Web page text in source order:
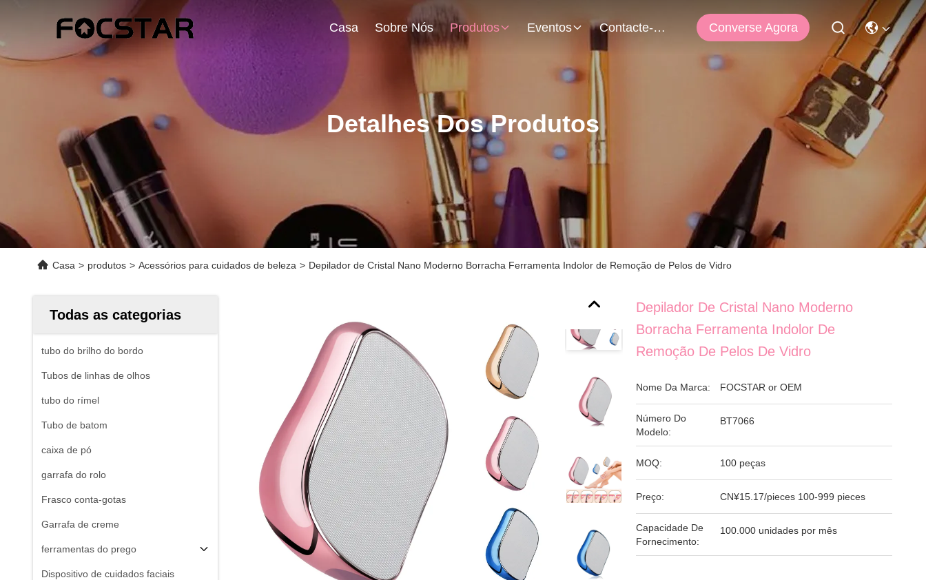
Casa Sobre Nós Produtos Eventos Contacte-Nos Converse Agora
Detalhes Dos Produtos
Casa > produtos > Acessórios para cuidados de beleza > Depilador de Cristal Nano Moderno Borracha Ferramenta Indolor de Remoção de Pelos de Vidro
Todas as categorias
tubo do brilho do bordo
Tubos de linhas de olhos
tubo do rímel
Tubo de batom
caixa de pó
garrafa do rolo
Frasco conta-gotas
Garrafa de creme
ferramentas do prego
Dispositivo de cuidados faciais
Depilador De Cristal Nano Moderno
Borracha Ferramenta Indolor De
Remoção De Pelos De Vidro
Nome Da Marca: FOCSTAR or OEM
Número Do
Modelo:
BT7066
MOQ: 100 peças
Preço: CN¥15.17/pieces 100-999 pieces
Capacidade De
Fornecimento:
100.000 unidades por mês